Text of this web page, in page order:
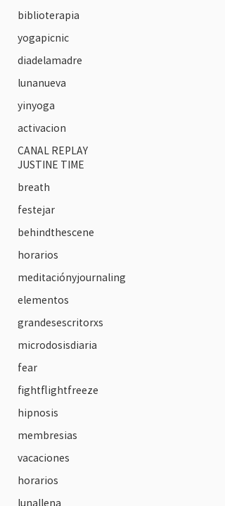
biblioterapia
yogapicnic
diadelamadre
lunanueva
yinyoga
activacion
CANAL REPLAY
JUSTINE TIME
breath
festejar
behindthescene
horarios
meditaciónyjournaling
elementos
grandesescritorxs
microdosisdiaria
fear
fightflightfreeze
hipnosis
membresias
vacaciones
horarios
lunallena